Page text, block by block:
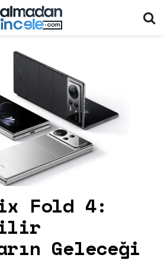
Fold 4:
Geleceği